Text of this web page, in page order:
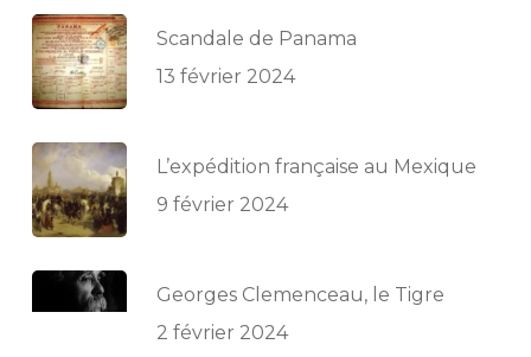
Scandale de Panama
13 février 2024
L’expédition française au Mexique
9 février 2024
Georges Clemenceau, le Tigre
2 février 2024